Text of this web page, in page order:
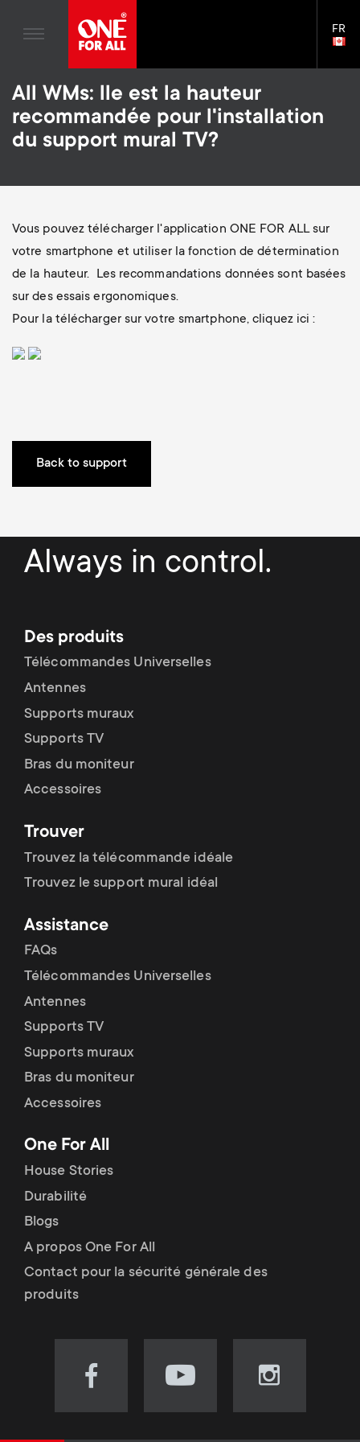
main
content
v
g
a
t
o
Supports TV
Bras de moniteur
Gaming Bras de moniteur
S
o
n
d
a
y
p
o
u
c
t
s
m
e
n
u
Accessoires pour le bras du moniteur
Divertissement à domicile
Blogs
House Stories
Durabilité
À propos One For All
Assistance
Télécommandes Universelles
Antennes
Supports Muraux
Supports TV
Bras de moniteur
S
e
d
a
r
y
u
p
p
o
t
m
e
n
u
Assistance générale
Accessories
FR
All WMs: lle est la hauteur
recommandée pour l'installation
du support mural TV?
Vous pouvez télécharger l'application ONE FOR ALL sur
votre smartphone et utiliser la fonction de détermination
de la hauteur. Les recommandations données sont basées
sur des essais ergonomiques.
Pour la télécharger sur votre smartphone, cliquez ici :
Back to support
Always in control.
Des produits
Télécommandes Universelles
Antennes
Supports muraux
Supports TV
Bras du moniteur
Accessoires
Trouver
Trouvez la télécommande idéale
Trouvez le support mural idéal
Assistance
FAQs
Télécommandes Universelles
Antennes
Supports TV
Supports muraux
Bras du moniteur
Accessoires
One For All
House Stories
Durabilité
Blogs
A propos One For All
Contact pour la sécurité générale des
produits
Visit
Visit
Visit